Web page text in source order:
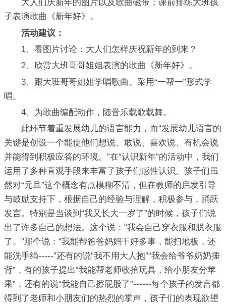
大人们庆新年的图片以及歌曲磁带；课前排练大班孩
子表演歌曲《新年好》。
活动建议：
1、看图片讨论：大人们怎样庆祝新年的到来？
2、欣赏大班哥哥姐姐表演的歌曲《新年好》。
3、跟大班哥哥姐姐学唱歌曲。采用“一帮一”形式学
唱。
4、为歌曲编配动作，随音乐载歌载舞。
此环节着重发展幼儿的语言能力，而“发展幼儿语言的
关键是创设一个能使他们想说、敢说、喜欢说、有机会说
并能得到积极应答的环境。”在“认识新年”的活动中，我们
运用了多种直观手段来丰富了孩子们感性认识。孩子们虽
然对“元旦”这个概念有点模糊不清，但在教师的启发引导
与鼓励支持下，根据自己的经验与理解，积极参与，踊跃
发言。特别是当谈到“我又长大一岁了”的时候，孩子们说
出了许多自己的想法。这个说：“我会自己穿衣服和脱衣服
了。”那个说：“我能帮爸爸妈妈干好多事，能扫地板，还
能洗手绢-----”还有的说“我不用大人抱”“我会给爷爷奶奶捶
背”，有的孩子提出“我能帮老师收拾玩具，给小朋友分苹
果”，还有的说“我能自己擦屁股了”------每个孩子的发言都
得到了老师和小朋友们的热烈的掌声，孩子们的表现欲望